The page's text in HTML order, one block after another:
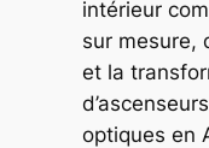
intérieur
sur mesure,
et la
optiques en